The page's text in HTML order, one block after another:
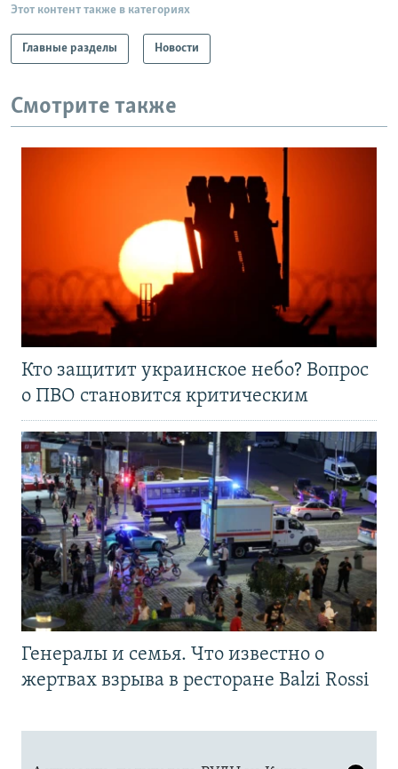
Этот контент также в категориях
Главные разделы Новости
Смотрите также
Кто защитит украинское небо? Вопрос
о ПВО становится критическим
Генералы и семья. Что известно о
жертвах взрыва в ресторане Balzi Rossi